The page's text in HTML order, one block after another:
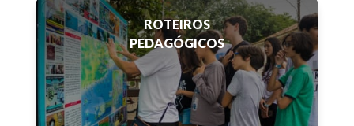
ROTEIROS
PEDAGÓGICOS